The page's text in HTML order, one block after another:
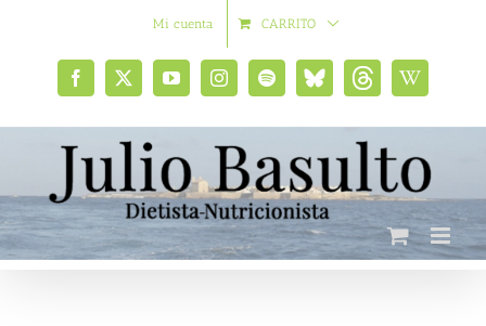
Mi cuenta CARRITO
Facebook
X YouTubeInstagramSpotifyBluesky
social
ThreadsWikipedia